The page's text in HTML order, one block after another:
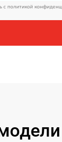
c политикой